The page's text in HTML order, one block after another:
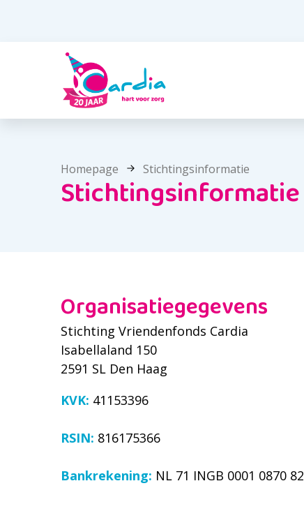
Homepage Stichtingsinformatie
Stichtingsinformatie
Organisatiegegevens
Stichting Vriendenfonds Cardia
Isabellaland 150
2591 SL Den Haag
KVK: 41153396
RSIN: 816175366
Bankrekening: NL 71 INGB 0001 0870 82